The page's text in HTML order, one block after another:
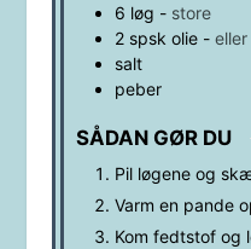
6 løg - store
2 spsk olie- eller
salt
peber
SÅDAN GØR DU
Pil løgene og
Varm en pande
Kom fedtstof og